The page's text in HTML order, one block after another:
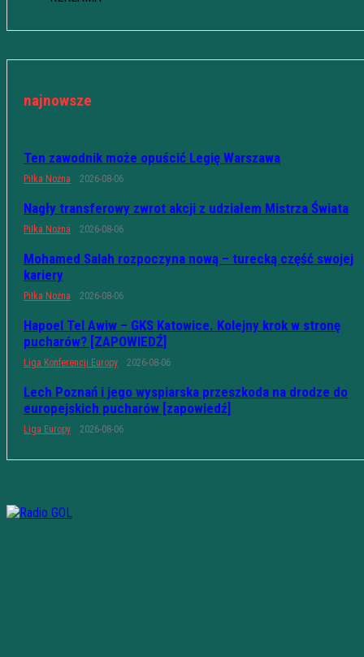
najnowsze
Ten zawodnik może opuścić Legię Warszawa
Piłka Nożna 2026-08-06
Nagły transferowy zwrot akcji z udziałem Mistrza Świata
Piłka Nożna 2026-08-06
Mohamed Salah rozpoczyna nową – turecką część swojej
kariery
Piłka Nożna 2026-08-06
Hapoel Tel Awiw – GKS Katowice. Kolejny krok w stronę
pucharów? [ZAPOWIEDŹ]
Liga Konferencji Europy 2026-08-06
Lech Poznań i jego wyspiarska przeszkoda na drodze do
europejskich pucharów [zapowiedź]
Liga Europy 2026-08-06